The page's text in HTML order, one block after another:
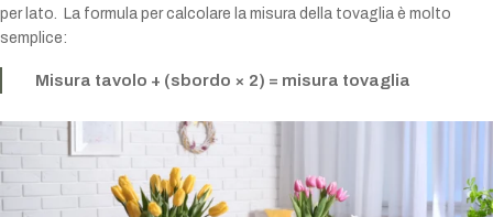
per lato. La formula per calcolare la misura della tovaglia è molto
semplice:
Misura tavolo + (sbordo × 2) = misura tovaglia